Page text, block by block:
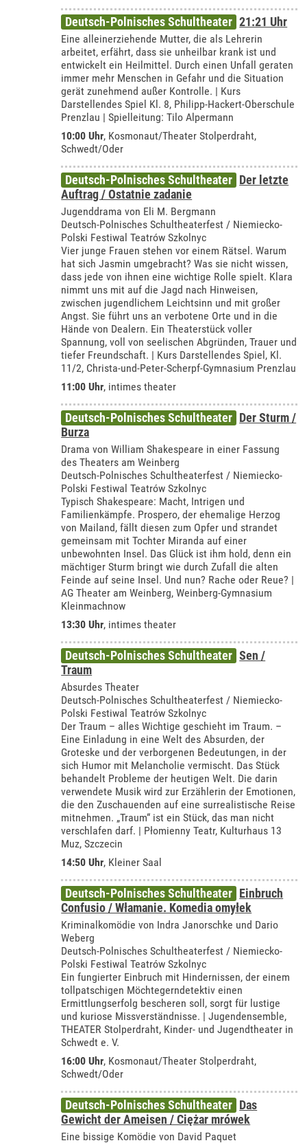
Deutsch-Polnisches Schultheater 21:21 Uhr
Eine alleinerziehende Mutter, die als Lehrerin
arbeitet, erfährt, dass sie unheilbar krank ist und
entwickelt ein Heilmittel. Durch einen Unfall geraten
immer mehr Menschen in Gefahr und die Situation
gerät zunehmend außer Kontrolle. | Kurs
Darstellendes Spiel Kl. 8, Philipp-Hackert-Oberschule
Prenzlau | Spielleitung: Tilo Alpermann
10:00 Uhr, Kosmonaut/Theater Stolperdraht,
Schwedt/Oder
Deutsch-Polnisches Schultheater Der letzte
Auftrag / Ostatnie zadanie
Jugenddrama von Eli M. Bergmann
Deutsch-Polnisches Schultheaterfest / Niemiecko-
Polski Festiwal Teatrów Szkolnyc
Vier junge Frauen stehen vor einem Rätsel. Warum
hat sich Jasmin umgebracht? Was sie nicht wissen,
dass jede von ihnen eine wichtige Rolle spielt. Klara
nimmt uns mit auf die Jagd nach Hinweisen,
zwischen jugendlichem Leichtsinn und mit großer
Angst. Sie führt uns an verbotene Orte und in die
Hände von Dealern. Ein Theaterstück voller
Spannung, voll von seelischen Abgründen, Trauer und
tiefer Freundschaft. | Kurs Darstellendes Spiel, Kl.
11/2, Christa-und-Peter-Scherpf-Gymnasium Prenzlau
11:00 Uhr, intimes theater
Deutsch-Polnisches Schultheater Der Sturm /
Burza
Drama von William Shakespeare in einer Fassung
des Theaters am Weinberg
Deutsch-Polnisches Schultheaterfest / Niemiecko-
Polski Festiwal Teatrów Szkolnyc
Typisch Shakespeare: Macht, Intrigen und
Familienkämpfe. Prospero, der ehemalige Herzog
von Mailand, fällt diesen zum Opfer und strandet
gemeinsam mit Tochter Miranda auf einer
unbewohnten Insel. Das Glück ist ihm hold, denn ein
mächtiger Sturm bringt wie durch Zufall die alten
Feinde auf seine Insel. Und nun? Rache oder Reue? |
AG Theater am Weinberg, Weinberg-Gymnasium
Kleinmachnow
13:30 Uhr, intimes theater
Deutsch-Polnisches Schultheater Sen /
Traum
Absurdes Theater
Deutsch-Polnisches Schultheaterfest / Niemiecko-
Polski Festiwal Teatrów Szkolnyc
Der Traum – alles Wichtige geschieht im Traum. –
Eine Einladung in eine Welt des Absurden, der
Groteske und der verborgenen Bedeutungen, in der
sich Humor mit Melancholie vermischt. Das Stück
behandelt Probleme der heutigen Welt. Die darin
verwendete Musik wird zur Erzählerin der Emotionen,
die den Zuschauenden auf eine surrealistische Reise
mitnehmen. „Traum“ ist ein Stück, das man nicht
verschlafen darf. | Płomienny Teatr, Kulturhaus 13
Muz, Szczecin
14:50 Uhr, Kleiner Saal
Deutsch-Polnisches Schultheater Einbruch
Confusio / Włamanie. Komedia omyłek
Kriminalkomödie von Indra Janorschke und Dario
Weberg
Deutsch-Polnisches Schultheaterfest / Niemiecko-
Polski Festiwal Teatrów Szkolnyc
Ein fungierter Einbruch mit Hindernissen, der einem
tollpatschigen Möchtegerndetektiv einen
Ermittlungserfolg bescheren soll, sorgt für lustige
und kuriose Missverständnisse. | Jugendensemble,
THEATER Stolperdraht, Kinder- und Jugendtheater in
Schwedt e. V.
16:00 Uhr, Kosmonaut/Theater Stolperdraht,
Schwedt/Oder
Deutsch-Polnisches Schultheater Das
Gewicht der Ameisen / Ciężar mrówek
Eine bissige Komödie von David Paquet